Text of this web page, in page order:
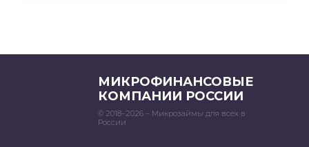
МИКРОФИНАНСОВЫЕ
КОМПАНИИ РОССИИ
© 2018–2026 – Микрозаймы для всех в
России